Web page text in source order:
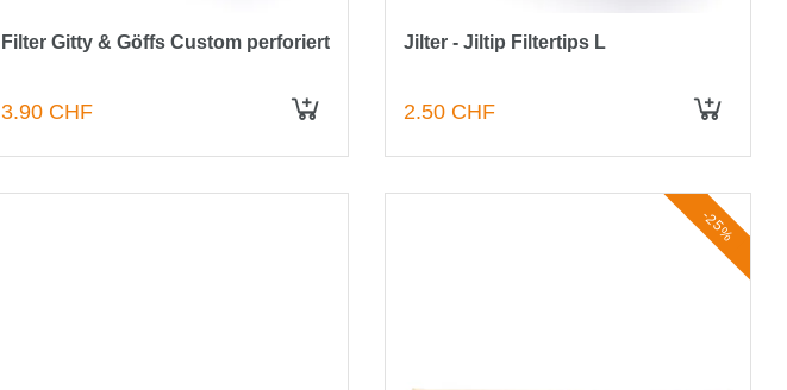
Filter Gitty & Göffs Custom perforiert
3.90 CHF
Jilter - Jiltip Filtertips L
2.50 CHF
-25%